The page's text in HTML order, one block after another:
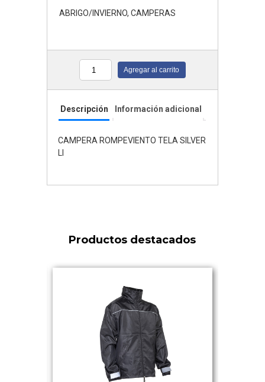
ABRIGO/INVIERNO,CAMPERAS
Cantidad Agregar al carrito
Descripción Información adicional
CAMPERA ROMPEVIENTO TELA SILVER
Productos destacados